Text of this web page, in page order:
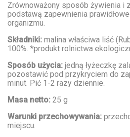
Zrównoważony sposób żywienia i
podstawą zapewnienia
organizmu.
Składniki: malina właściwa liść
100%. *produkt rolnictwa
Sposób użycia: jedną łyżeczkę
pozostawić pod przykryciem do
minut. Pić 1-2 razy dziennie.
Masa netto: 25 g
Warunki przechowywania:
miejscu.